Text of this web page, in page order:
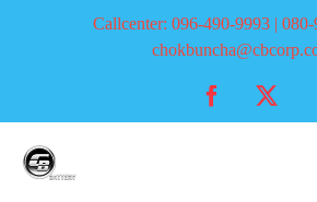
Callcenter: 096-490-9993 | 080-
Facebook